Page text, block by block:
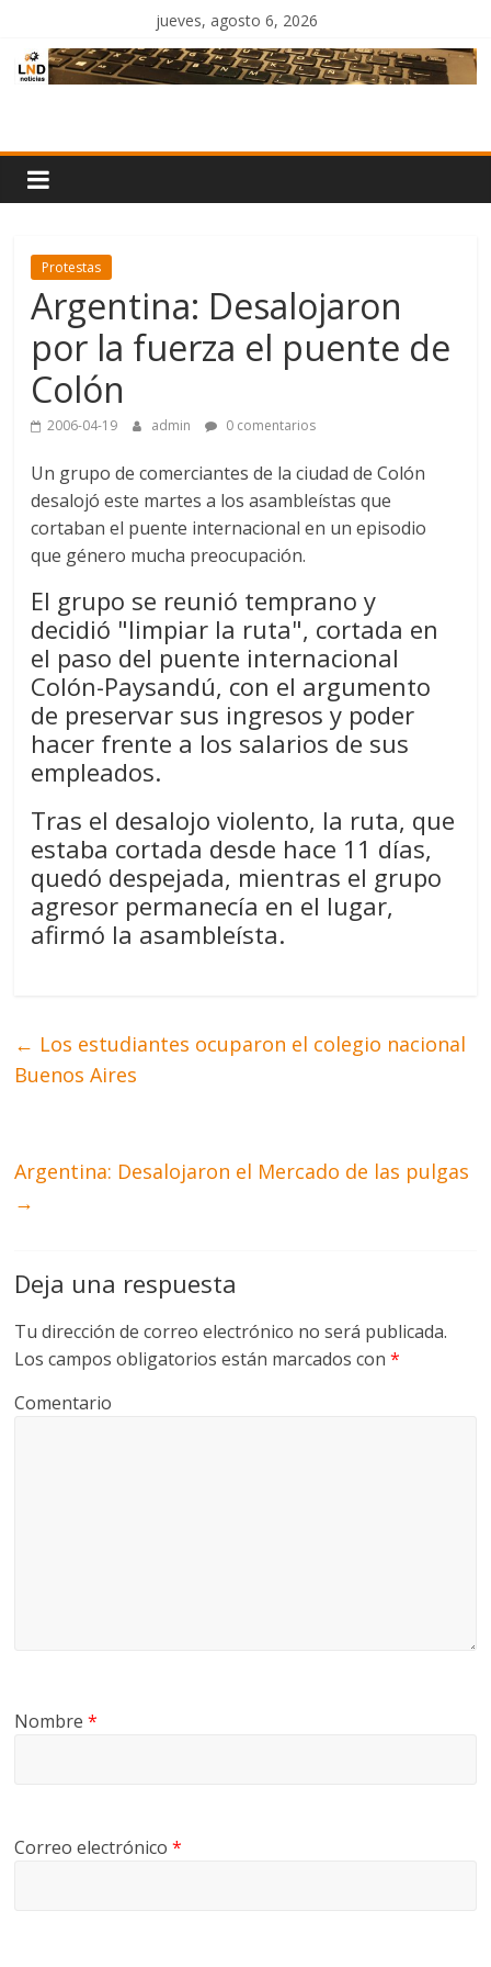
contenido
jueves, agosto 6, 2026
Noticias
Protestas
Argentina: Desalojaron
por la fuerza el puente de
Colón
2006-04-19 admin 0 comentarios
Un grupo de comerciantes de la ciudad de Colón
desalojó este martes a los asambleístas que
cortaban el puente internacional en un episodio
que género mucha preocupación.
El grupo se reunió temprano y
decidió "limpiar la ruta", cortada en
el paso del puente internacional
Colón-Paysandú, con el argumento
de preservar sus ingresos y poder
hacer frente a los salarios de sus
empleados.
Tras el desalojo violento, la ruta, que
estaba cortada desde hace 11 días,
quedó despejada, mientras el grupo
agresor permanecía en el lugar,
afirmó la asambleísta.
← Los estudiantes ocuparon el colegio nacional
Buenos Aires
Argentina: Desalojaron el Mercado de las pulgas
→
Deja una respuesta
Tu dirección de correo electrónico no será publicada.
Los campos obligatorios están marcados con*
Comentario
Nombre*
Correo electrónico*